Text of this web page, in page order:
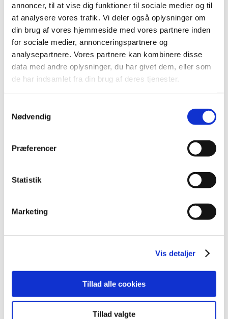
annoncer, til at vise dig funktioner til sociale medier og til
at analysere vores trafik. Vi deler også oplysninger om
din brug af vores hjemmeside med vores partnere inden
for sociale medier, annonceringspartnere og
analysepartnere. Vores partnere kan kombinere disse
data med andre oplysninger, du har givet dem, eller som
de har indsamlet fra din brug af deres tjenester.
Nødvendig
Præferencer
Statistik
Marketing
Vis detaljer
Tillad alle cookies
Tillad valgte
2018 (150)
2017 (167)
2016 (167)
2015 (33)
2014 (44)
2013 (49)
2012 (44)
2008 (8)
oktober (1)
2005 (2)
Links
Meddelelser om forsyning af medicin til mennesker og dyr
(med søgefunktion)
Sikkerhedsmeddelelser om medicinsk udstyr